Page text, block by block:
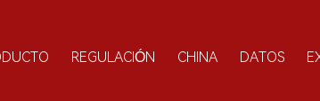
REGULACIÓN CHINA DATOS